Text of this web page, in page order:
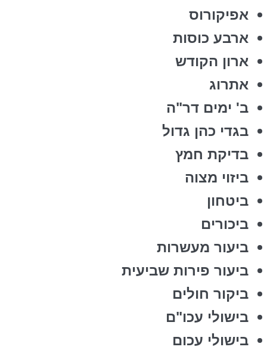
אפיקורוס
ארבע כוסות
ארון הקודש
אתרוג
ב' ימים דר"ה
בגדי כהן גדול
בדיקת חמץ
ביזוי מצוה
ביטחון
ביכורים
ביעור מעשרות
ביעור פירות שביעית
ביקור חולים
בישולי עכו"ם
בישולי עכום